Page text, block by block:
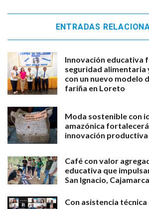
ENTRADAS
Innovación educativa
seguridad alimentaria
con un nuevo modelo
fariña en Loreto
Moda sostenible con
amazónica
innovación productiva
Café con valor
educativa que
San Ignacio, Cajamarca
Con asistencia técnica